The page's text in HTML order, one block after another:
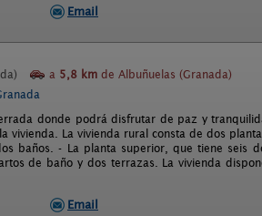
Email
a 5,8 km de Albuñuelas (Granada)
donde podrá disfrutar de paz y
vivienda. La vivienda rural consta de dos
baños. - La planta superior, que tiene seis
de baño y dos terrazas. La vivienda
Email